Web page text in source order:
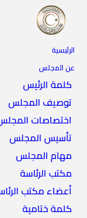
الرئيسية
عن المجلس
كلمة الرئيس
توصيف المجلس
اختصاصات
تأسيس المجلس
مهام المجلس
مكتب الرئاسة
أعضاء مكتب
كلمة ختامية